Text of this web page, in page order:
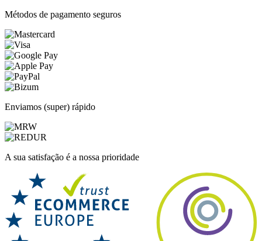
Métodos de pagamento seguros
Enviamos (super) rápido
A sua satisfação é a nossa prioridade